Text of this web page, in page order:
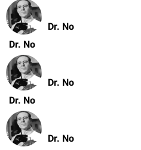
Dr. No
Dr. No
Dr. No
Dr. No
Dr. No